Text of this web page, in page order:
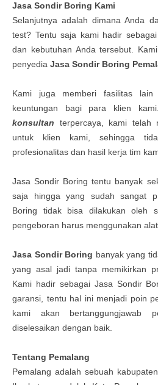
Jasa Sondir Boring Kami
Selanjutnya adalah dimana Anda
test? Tentu saja kami hadir
dan kebutuhan Anda tersebut.
penyedia Jasa Sondir Boring
Kami juga memberi fasilitas lain
keuntungan bagi para klien
konsultan terpercaya, kami telah
untuk klien kami, sehingga
profesionalitas dan hasil kerja tim
Jasa Sondir Boringtentu banyak
saja hingga yang sudah sangat
Boring tidak bisa dilakukan oleh
pengeboran harus menggunakan alat
Jasa Sondir Boring banyak yang
yang asal jadi tanpa memikirkan
Kami hadir sebagai Jasa Sondir
garansi, tentu hal ini menjadi poin
kami akan bertanggungjawab
diselesaikan dengan baik.
Tentang Pemalang
Pemalang adalah sebuah